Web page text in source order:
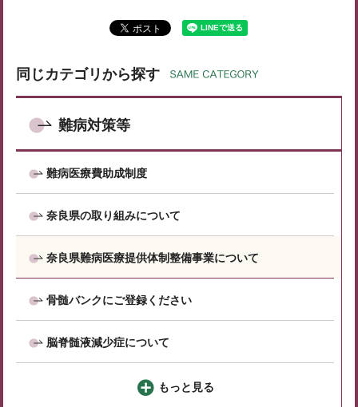
同じカテゴリから探す
難病対策等
難病医療費助成制度
奈良県の取り組みについて
奈良県難病医療提供体制整備事業について
骨髄バンクにご登録ください
脳脊髄液減少症について
もっと見る